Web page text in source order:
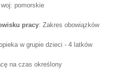
pomorskie
pracy: Zakres obowiązków
w grupie dzieci - 4 latków
na czas określony